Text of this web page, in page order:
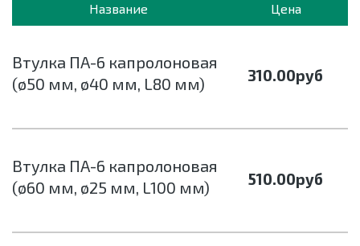
Название Цена
Втулка ПА-6 капролоновая
(ø50 мм, ø40 мм, L80 мм)
310.00руб
Втулка ПА-6 капролоновая
(ø60 мм, ø25 мм, L100 мм)
510.00руб